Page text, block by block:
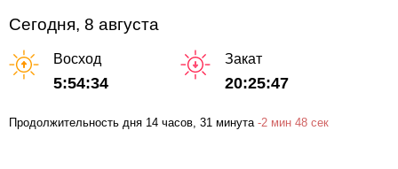
Сегодня, 8 августа
Восход
5:54:34
Закат
20:25:47
Продолжительность дня 14 часов , 31 минута -2 мин 48 сек